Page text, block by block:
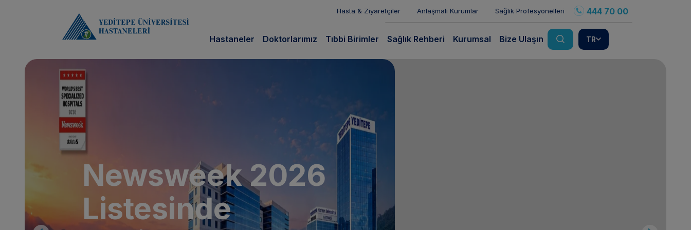
Hasta & Ziyaretçiler Anlaşmalı Kurumlar Sağlık Profesyonelleri 444 70 00
Hastaneler Doktorlarımız Tıbbi Birimler Sağlık Rehberi Kurumsal Bize Ulaşın TR
Newsweek 2026
Listesinde